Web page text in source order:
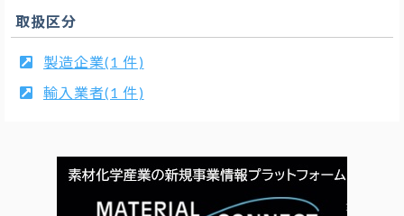
取扱区分
製造企業(1 件)
輸入業者(1 件)